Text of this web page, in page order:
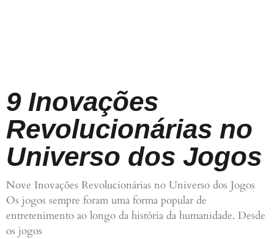
9 Inovações
Revolucionárias no
Universo dos Jogos
Nove Inovações Revolucionárias no Universo dos Jogos
Os jogos sempre foram uma forma popular de
entretenimento ao longo da história da humanidade. Desde
os jogos